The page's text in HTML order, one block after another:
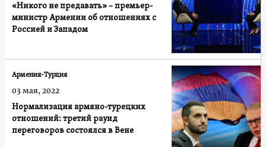
«Никого не предавать» – премьер-
министр Армении об отношениях с
Россией и Западом
Нормализация армяно-турецких
отношений: третий раунд
переговоров состоялся в Вене
Армения-Турция
03 мая, 2022